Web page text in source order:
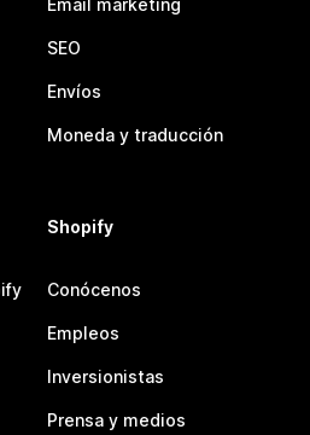
Email marketing
SEO
Envíos
Moneda y traducción
Shopify
Conócenos
Empleos
Inversionistas
Prensa y medios